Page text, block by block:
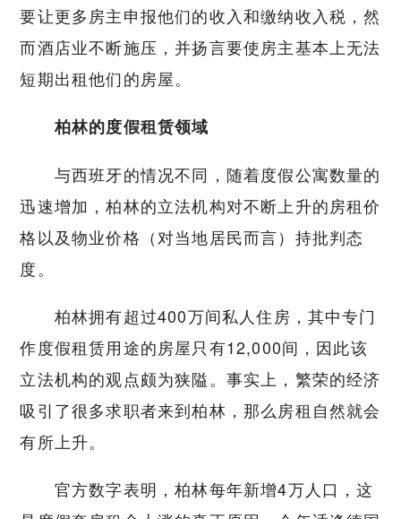
要让更多房主申报他们的收入和缴纳收入税，然
而酒店业不断施压，并扬言要使房主基本上无法
短期出租他们的房屋。
柏林的度假租赁领域
与西班牙的情况不同，随着度假公寓数量的
迅速增加，柏林的立法机构对不断上升的房租价
格以及物业价格（对当地居民而言）持批判态
度。
柏林拥有超过400万间私人住房，其中专门
作度假租赁用途的房屋只有12,000间，因此该
立法机构的观点颇为狭隘。事实上，繁荣的经济
吸引了很多求职者来到柏林，那么房租自然就会
有所上升。
官方数字表明，柏林每年新增4万人口，这